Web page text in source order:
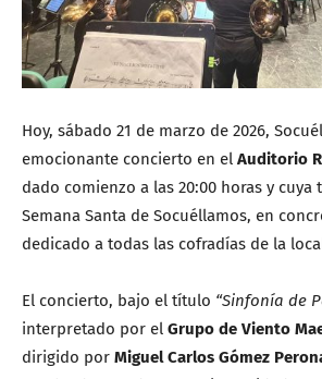
Hoy, sábado 21 de marzo de 2026,
emocionante concierto en el Auditorio
dado comienzo a las 20:00 horas y cuya
Semana Santa de Socuéllamos, en
dedicado a todas las cofradías de la
El concierto, bajo el título “Sinfonía de
interpretado por el Grupo de Viento
dirigido por Miguel Carlos Gómez